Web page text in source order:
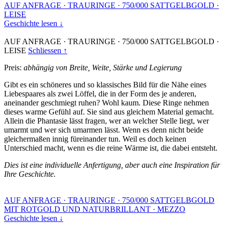
AUF ANFRAGE · TRAURINGE · 750/000 SATTGELBGOLD ·
LEISE
Geschichte lesen ↓
AUF ANFRAGE · TRAURINGE · 750/000 SATTGELBGOLD ·
LEISE Schliessen ↑
Preis: abhängig von Breite, Weite, Stärke und Legierung
Gibt es ein schöneres und so klassisches Bild für die Nähe eines
Liebespaares als zwei Löffel, die in der Form des je anderen,
aneinander geschmiegt ruhen? Wohl kaum. Diese Ringe nehmen
dieses warme Gefühl auf. Sie sind aus gleichem Material gemacht.
Allein die Phantasie lässt fragen, wer an welcher Stelle liegt, wer
umarmt und wer sich umarmen lässt. Wenn es denn nicht beide
gleichermaßen innig füreinander tun. Weil es doch keinen
Unterschied macht, wenn es die reine Wärme ist, die dabei entsteht.
Dies ist eine individuelle Anfertigung, aber auch eine Inspiration für
Ihre Geschichte.
AUF ANFRAGE · TRAURINGE · 750/000 SATTGELBGOLD
MIT ROTGOLD UND NATURBRILLANT · MEZZO
Geschichte lesen ↓